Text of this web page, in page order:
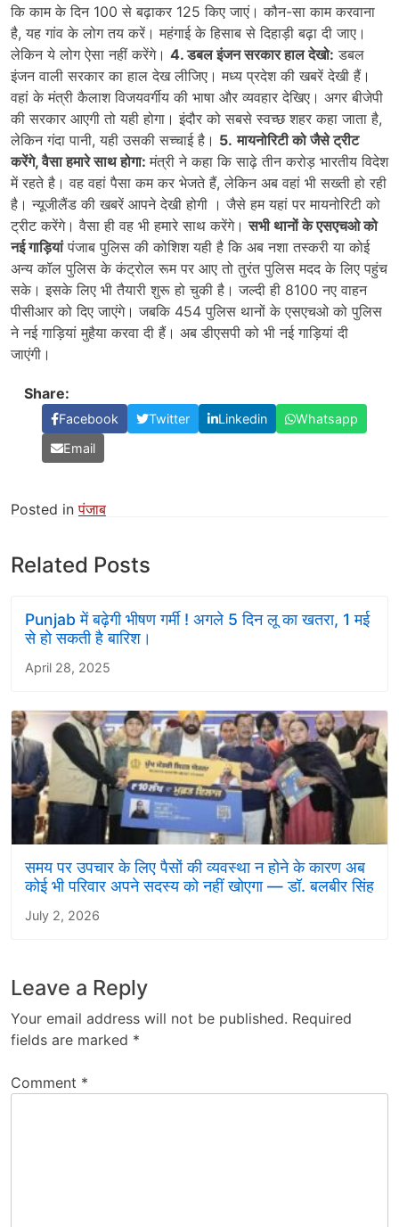
कि काम के दिन 100 से बढ़ाकर 125 किए जाएं। कौन-सा काम करवाना
है, यह गांव के लोग तय करें। महंगाई के हिसाब से दिहाड़ी बढ़ा दी जाए।
लेकिन ये लोग ऐसा नहीं करेंगे। 4. डबल इंजन सरकार हाल देखो: डबल
इंजन वाली सरकार का हाल देख लीजिए। मध्य प्रदेश की खबरें देखी हैं।
वहां के मंत्री कैलाश विजयवर्गीय की भाषा और व्यवहार देखिए। अगर बीजेपी
की सरकार आएगी तो यही होगा। इंदौर को सबसे स्वच्छ शहर कहा जाता है,
लेकिन गंदा पानी, यही उसकी सच्चाई है। 5. मायनोरिटी को जैसे ट्रीट
करेंगे, वैसा हमारे साथ होगा:मंत्री ने कहा कि साढ़े तीन करोड़ भारतीय विदेश
में रहते है। वह वहां पैसा कम कर भेजते हैं, लेकिन अब वहां भी सख्ती हो रही
है। न्यूजीलैंड की खबरें आपने देखी होगी । जैसे हम यहां पर मायनोरिटी को
ट्रीट करेंगे। वैसा ही वह भी हमारे साथ करेंगे।सभी थानों के एसएचओ को
नई गाड़ियांपंजाब पुलिस की कोशिश यही है कि अब नशा तस्करी या कोई
अन्य कॉल पुलिस के कंट्रोल रूम पर आए तो तुरंत पुलिस मदद के लिए पहुंच
सके। इसके लिए भी तैयारी शुरू हो चुकी है। जल्दी ही 8100 नए वाहन
पीसीआर को दिए जाएंगे। जबकि 454 पुलिस थानों के एसएचओ को पुलिस
ने नई गाड़ियां मुहैया करवा दी हैं। अब डीएसपी को भी नई गाड़ियां दी
जाएंगी।
Share:
Facebook Twitter Linkedin
Whatsapp
Email
Posted inपंजाब
Related Posts
Punjab में बढ़ेगी भीषण गर्मी ! अगले 5 दिन लू का खतरा, 1 मई
से हो सकती है बारिश।
April 28, 2025
समय पर उपचार के लिए पैसों की व्यवस्था न होने के कारण अब
कोई भी परिवार अपने सदस्य को नहीं खोएगा — डॉ. बलबीर सिंह
July 2, 2026
Leave a Reply
Your email address will not be published. Required
fields are marked *
Comment *